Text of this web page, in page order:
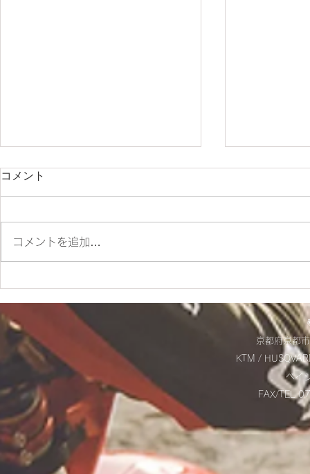
ES700ラリー仕様とES700の
違いをご紹介‼
＊明日から
＊
コメント
コメントを追加…
京都府京都
KTM /
ベイ
FAX/TEL